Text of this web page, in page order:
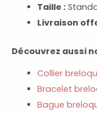
Taille :
Livraison
Découvrez aussi
Collier
Bracelet
Bague